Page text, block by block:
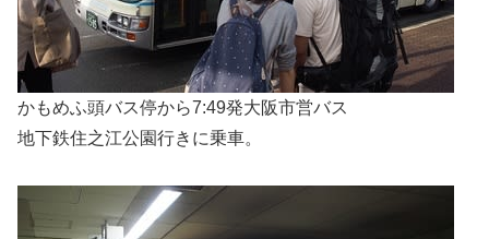
かもめふ頭バス停から7:49発大阪市営バス
地下鉄住之江公園行きに乗車。